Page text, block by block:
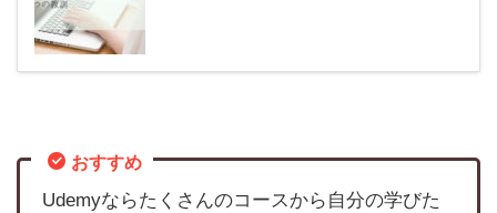
おすすめ
Udemyならたくさんのコースから自分の学びた